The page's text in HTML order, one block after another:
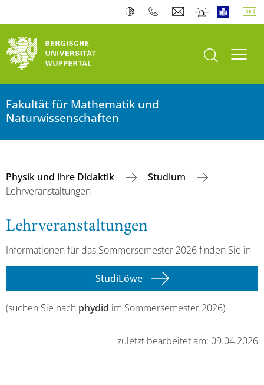
Suche öffnen
Fakultät für Mathematik und
Naturwissenschaften
Physik und ihre Didaktik
Studium
Lehrveranstaltungen
Lehrveranstaltungen
Informationen für das Sommersemester 2026 finden Sie in
StudiLöwe
(suchen Sie nach phydid im Sommersemester 2026)
zuletzt bearbeitet am: 09.04.2026